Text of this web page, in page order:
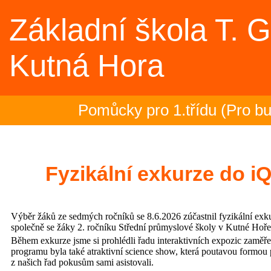
Základní škola T.
Kutná Hora
Pomůcky pro 1.třídu (Pro
2.- 5.ročník na plovárně
Třeťáci zakončili plavecký
Evropská mozaika –
Fyzikální exkurze do
Výběr žáků ze sedmých ročníků se 8.6.2026 zúčastnil fyzikální
společně se žáky 2. ročníku Střední průmyslové školy v Kutné
Během exkurze jsme si prohlédli řadu interaktivních expozic
programu byla také atraktivní science show, která poutavou
z našich řad pokusům sami asistovali.